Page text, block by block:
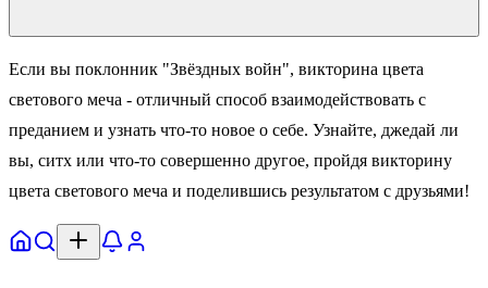
Если вы поклонник "Звёздных войн", викторина цвета
светового меча - отличный способ взаимодействовать с
преданием и узнать что-то новое о себе. Узнайте, джедай ли
вы, ситх или что-то совершенно другое, пройдя викторину
цвета светового меча и поделившись результатом с друзьями!
Главная
Поиск Уведомл.